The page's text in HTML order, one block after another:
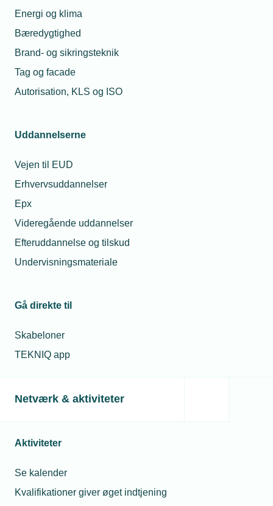
Energi og klima
Bæredygtighed
Brand- og sikringsteknik
Tag og facade
Autorisation, KLS og ISO
Uddannelserne
Vejen til EUD
Erhvervsuddannelser
Epx
Videregående uddannelser
Efteruddannelse og tilskud
Undervisningsmateriale
Gå direkte til
Skabeloner
TEKNIQ app
Netværk & aktiviteter
Aktiviteter
Se kalender
Kvalifikationer giver øget indtjening